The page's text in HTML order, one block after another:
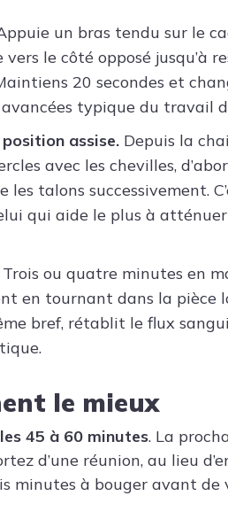
un bras tendu sur le
le côté opposé jusqu’à
20 secondes et
typique du travail
assise. Depuis la
avec les chevilles,
talons successivement.
qui aide le plus à
Trois ou quatre minutes en
en tournant dans la pièce
bref, rétablit le flux
le mieux
45 à 60 minutes. La
d’une réunion, au lieu
minutes à bouger avant de